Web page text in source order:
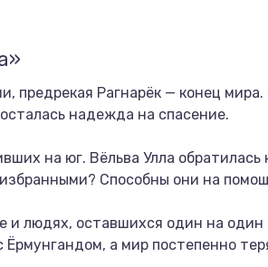
предрекая Рагнарёк — конец
надежда на спасение.
на юг. Вёльва Улла обратилась
Способны они на
и людях, оставшихся один на
Ёрмунгандом, а мир постепенно